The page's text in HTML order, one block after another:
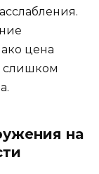
цена
слишком
на